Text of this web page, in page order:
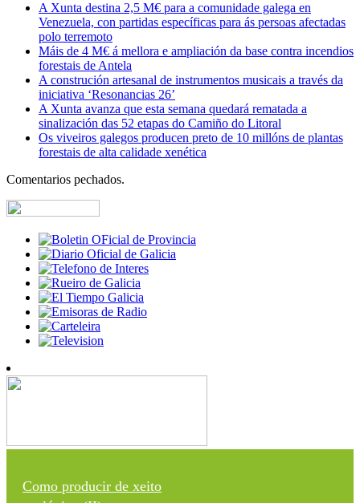
A Xunta destina 2,5 M€ para a comunidade galega en
Venezuela, con partidas específicas para ás persoas afectadas
polo terremoto
Máis de 4 M€ á mellora e ampliación da base contra incendios
forestais de Antela
A construción artesanal de instrumentos musicais a través da
iniciativa ‘Resonancias 26’
A Xunta avanza que esta semana quedará rematada a
sinalización das 52 etapas do Camiño do Litoral
Os viveiros galegos producen preto de 10 millóns de plantas
forestais de alta calidade xenética
Comentarios pechados.
Como producir de xeito